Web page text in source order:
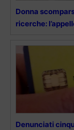
Donna
ricerche:
Denunciati